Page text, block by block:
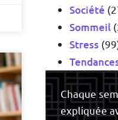
Société
Sommeil
Stress
Chaque
expliquée